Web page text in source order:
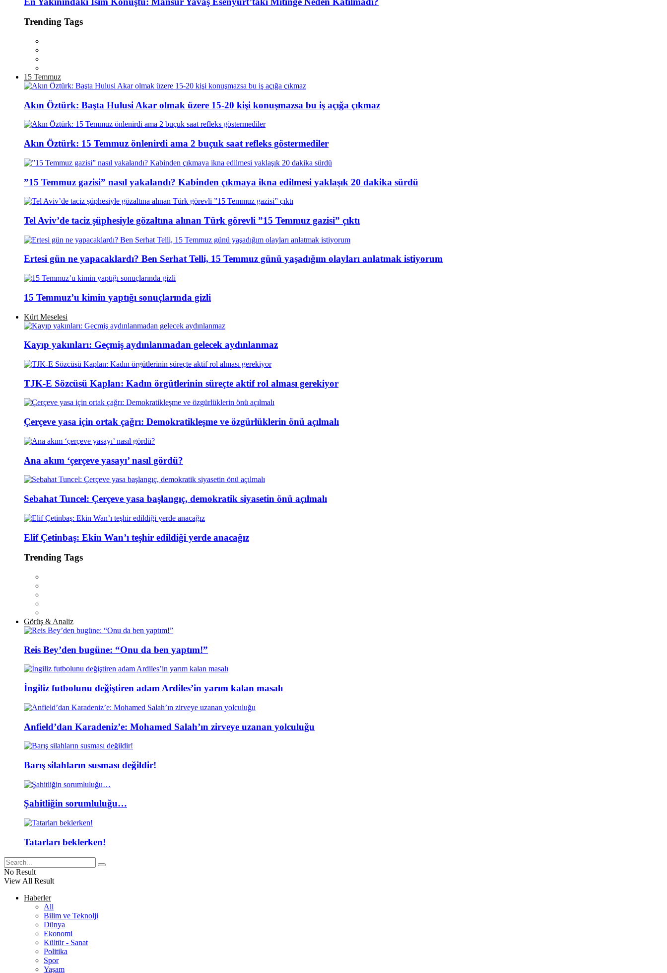
Trending Tags
15 Temmuz
Akın Öztürk: Başta Hulusi Akar olmak üzere 15-20 kişi konuşmazsa bu iş açığa çıkmaz
Akın Öztürk: 15 Temmuz önlenirdi ama 2 buçuk saat refleks göstermediler
”15 Temmuz gazisi” nasıl yakalandı? Kabinden çıkmaya ikna edilmesi yaklaşık 20 dakika sürdü
Tel Aviv’de taciz şüphesiyle gözaltına alınan Türk görevli ”15 Temmuz gazisi” çıktı
Ertesi gün ne yapacaklardı? Ben Serhat Telli, 15 Temmuz günü yaşadığım olayları anlatmak istiyorum
15 Temmuz’u kimin yaptığı sonuçlarında gizli
Kürt Meselesi
Kayıp yakınları: Geçmiş aydınlanmadan gelecek aydınlanmaz
TJK-E Sözcüsü Kaplan: Kadın örgütlerinin süreçte aktif rol alması gerekiyor
Çerçeve yasa için ortak çağrı: Demokratikleşme ve özgürlüklerin önü açılmalı
Ana akım ‘çerçeve yasayı’ nasıl gördü?
Sebahat Tuncel: Çerçeve yasa başlangıç, demokratik siyasetin önü açılmalı
Elif Çetinbaş: Ekin Wan’ı teşhir edildiği yerde anacağız
Trending Tags
Görüş & Analiz
Reis Bey’den bugüne: “Onu da ben yaptım!”
İngiliz futbolunu değiştiren adam Ardiles’in yarım kalan masalı
Anfield’dan Karadeniz’e: Mohamed Salah’ın zirveye uzanan yolculuğu
Barış silahların susması değildir!
Şahitliğin sorumluluğu…
Tatarları beklerken!
No Result
View All Result
Haberler
All
Bilim ve Teknolji
Dünya
Ekonomi
Kültür - Sanat
Politika
Spor
Yaşam